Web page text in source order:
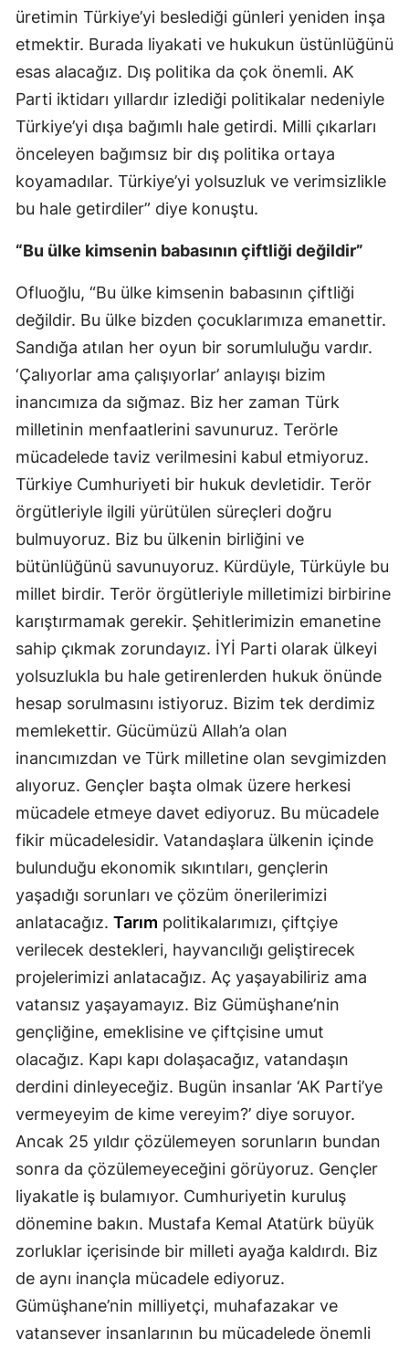
üretimin Türkiye’yi beslediği günleri yeniden inşa
etmektir. Burada liyakati ve hukukun üstünlüğünü
esas alacağız. Dış politika da çok önemli. AK
Parti iktidarı yıllardır izlediği politikalar nedeniyle
Türkiye’yi dışa bağımlı hale getirdi. Milli çıkarları
önceleyen bağımsız bir dış politika ortaya
koyamadılar. Türkiye’yi yolsuzluk ve verimsizlikle
bu hale getirdiler” diye konuştu.
“Bu ülke kimsenin babasının çiftliği değildir”
Ofluoğlu, “Bu ülke kimsenin babasının çiftliği
değildir. Bu ülke bizden çocuklarımıza emanettir.
Sandığa atılan her oyun bir sorumluluğu vardır.
‘Çalıyorlar ama çalışıyorlar’ anlayışı bizim
inancımıza da sığmaz. Biz her zaman Türk
milletinin menfaatlerini savunuruz. Terörle
mücadelede taviz verilmesini kabul etmiyoruz.
Türkiye Cumhuriyeti bir hukuk devletidir. Terör
örgütleriyle ilgili yürütülen süreçleri doğru
bulmuyoruz. Biz bu ülkenin birliğini ve
bütünlüğünü savunuyoruz. Kürdüyle, Türküyle bu
millet birdir. Terör örgütleriyle milletimizi birbirine
karıştırmamak gerekir. Şehitlerimizin emanetine
sahip çıkmak zorundayız. İYİ Parti olarak ülkeyi
yolsuzlukla bu hale getirenlerden hukuk önünde
hesap sorulmasını istiyoruz. Bizim tek derdimiz
memlekettir. Gücümüzü Allah’a olan
inancımızdan ve Türk milletine olan sevgimizden
alıyoruz. Gençler başta olmak üzere herkesi
mücadele etmeye davet ediyoruz. Bu mücadele
fikir mücadelesidir. Vatandaşlara ülkenin içinde
bulunduğu ekonomik sıkıntıları, gençlerin
yaşadığı sorunları ve çözüm önerilerimizi
anlatacağız. Tarım politikalarımızı, çiftçiye
verilecek destekleri, hayvancılığı geliştirecek
projelerimizi anlatacağız. Aç yaşayabiliriz ama
vatansız yaşayamayız. Biz Gümüşhane’nin
gençliğine, emeklisine ve çiftçisine umut
olacağız. Kapı kapı dolaşacağız, vatandaşın
derdini dinleyeceğiz. Bugün insanlar ‘AK Parti’ye
vermeyeyim de kime vereyim?’ diye soruyor.
Ancak 25 yıldır çözülemeyen sorunların bundan
sonra da çözülemeyeceğini görüyoruz. Gençler
liyakatle iş bulamıyor. Cumhuriyetin kuruluş
dönemine bakın. Mustafa Kemal Atatürk büyük
zorluklar içerisinde bir milleti ayağa kaldırdı. Biz
de aynı inançla mücadele ediyoruz.
Gümüşhane’nin milliyetçi, muhafazakar ve
vatansever insanlarının bu mücadelede önemli